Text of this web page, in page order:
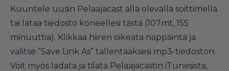
Kuuntele uusin Pelaajacast alla olevalla soittimella
tai lataa tiedosto koneellesi tästä (107mt, 155
minuuttia). Klikkaa hiiren oikeata näppäintä ja
valitse ”Save Link As” tallentaaksesi mp3-tiedoston.
Voit myös ladata ja tilata Pelaajacastin iTunesista,